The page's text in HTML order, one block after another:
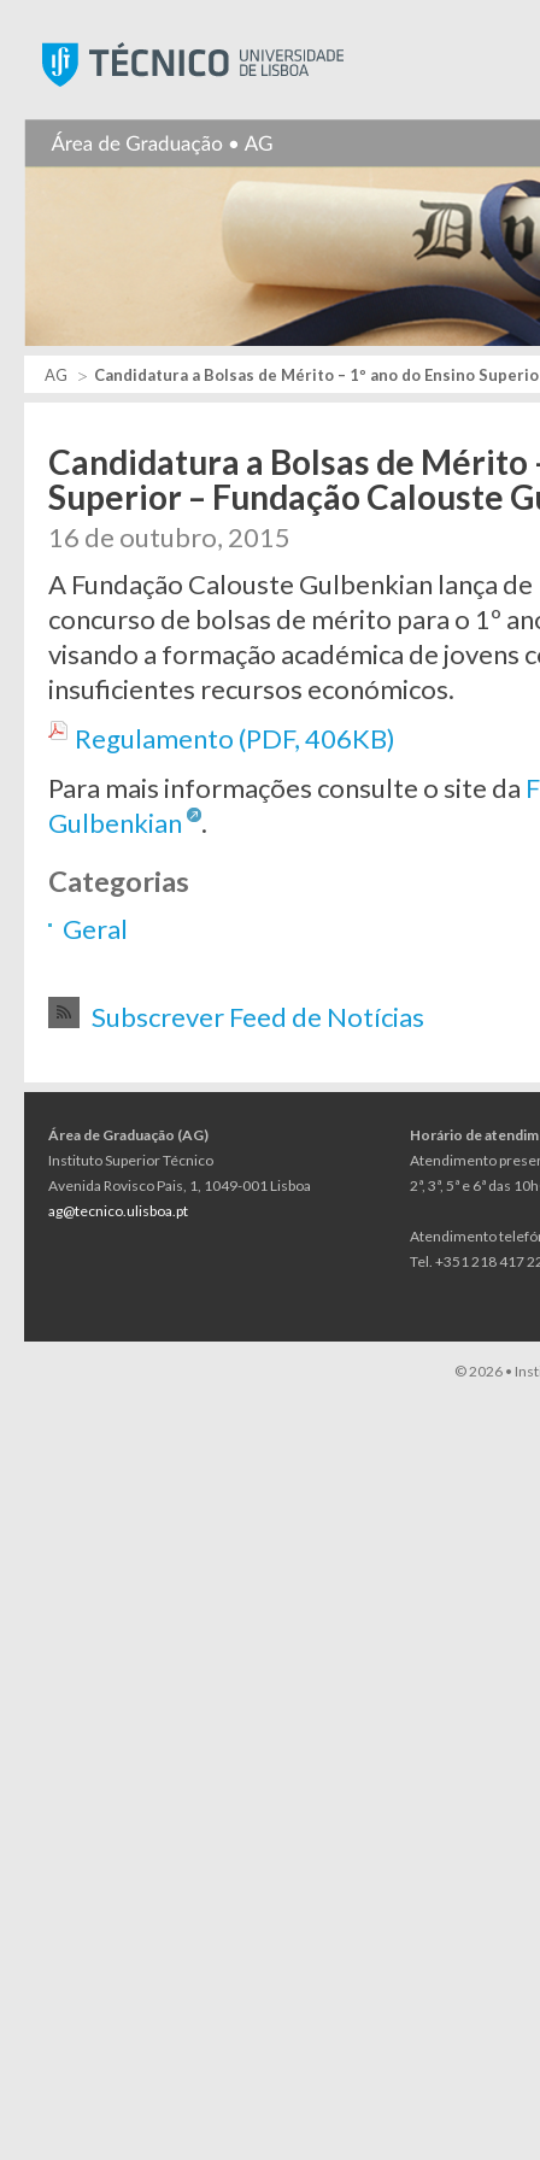
AG Candidatura a Bolsas de Mérito – 1º ano do Ensino
Candidatura a Bolsas de Mérito
Superior – Fundação Calouste
16 de outubro, 2015
A Fundação Calouste Gulbenkian lança
concurso de bolsas de mérito para o 1º
visando a formação académica de jovens
insuficientes recursos económicos.
Regulamento (PDF, 406KB)
Para mais informações consulte o site da
Gulbenkian
.
Categorias
Geral
Subscrever Feed de Notícias
Área de Graduação (AG)
Instituto Superior Técnico
Avenida Rovisco Pais, 1, 1049-001 Lisboa
ag@tecnico.ulisboa.pt
Horário de
Atendimento
2ª, 3ª, 5ª e 6ª das
Atendimento
Tel. +351 218 417
© 2026 •